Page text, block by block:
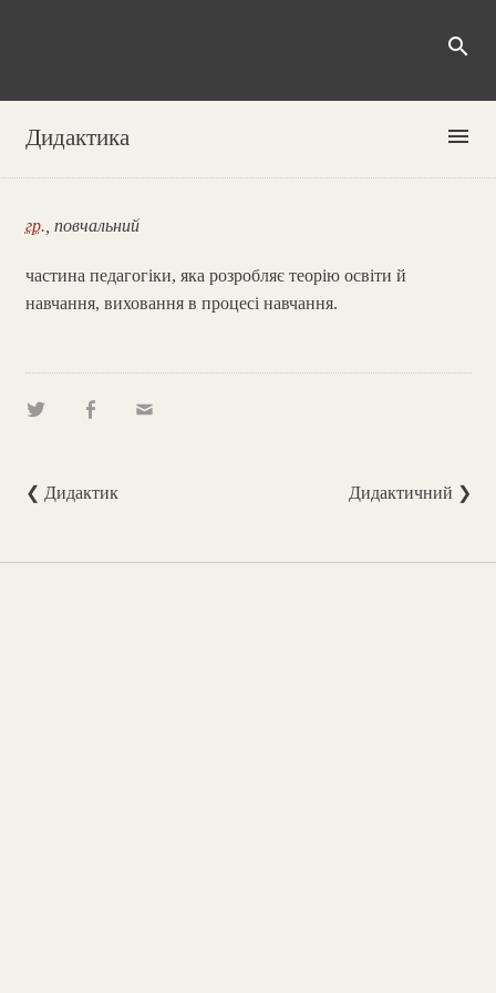
search
Дидактика menu
гр. , повчальний
частина педагогіки, яка розробляє теорію освіти й
навчання, виховання в процесі навчання.
❮ Дидактик Дидактичний ❯